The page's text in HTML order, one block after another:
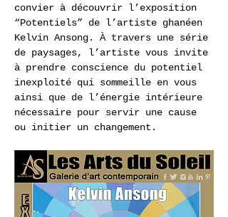
convier à découvrir l’exposition
“Potentiels” de l’artiste ghanéen
Kelvin Ansong. À travers une série
de paysages, l’artiste vous invite
à prendre conscience du potentiel
inexploité qui sommeille en vous
ainsi que de l’énergie intérieure
nécessaire pour servir une cause
ou initier un changement.